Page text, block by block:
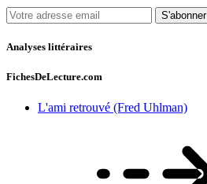
S'abonner
Analyses littéraires
FichesDeLecture.com
L'ami retrouvé (Fred Uhlman)